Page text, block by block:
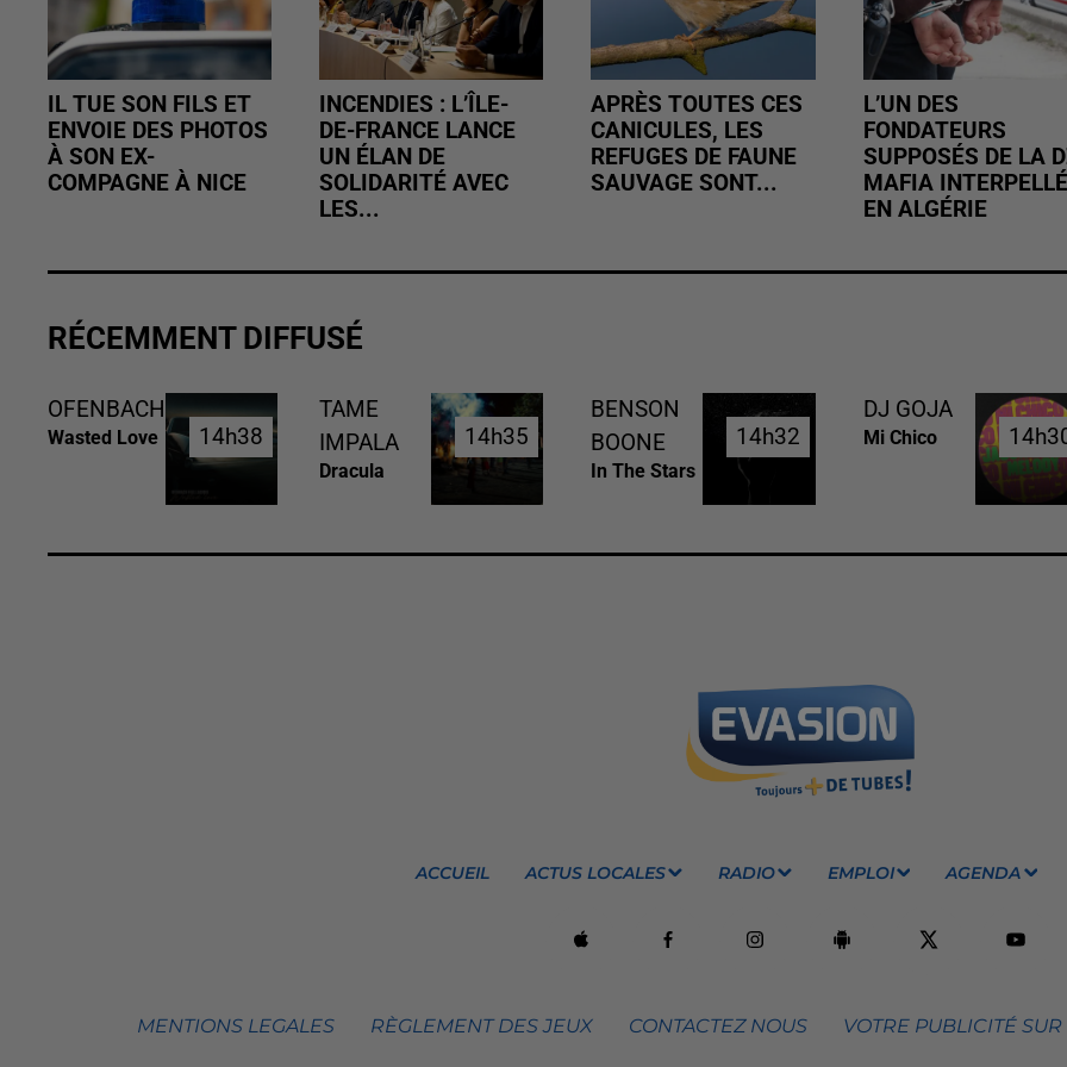
IL TUE SON FILS ET
ENVOIE DES PHOTOS
À SON EX-
COMPAGNE À NICE
INCENDIES : L’ÎLE-
DE-FRANCE LANCE
UN ÉLAN DE
SOLIDARITÉ AVEC
LES...
APRÈS TOUTES CES
CANICULES, LES
REFUGES DE FAUNE
SAUVAGE SONT...
L’UN DES
FONDATEURS
SUPPOSÉS DE LA
MAFIA INTERPELLÉ
EN ALGÉRIE
RÉCEMMENT DIFFUSÉ
OFENBACH
Wasted Love 14h38
14h38
TAME
IMPALA
Dracula
14h35
14h35
BENSON
BOONE
In The Stars
14h32
14h32
DJ GOJA
Mi Chico
ACCUEIL ACTUS LOCALES RADIO EMPLOI AGENDA
MENTIONS LEGALES RÈGLEMENT DES JEUX CONTACTEZ NOUS VOTRE PUBLICITÉ